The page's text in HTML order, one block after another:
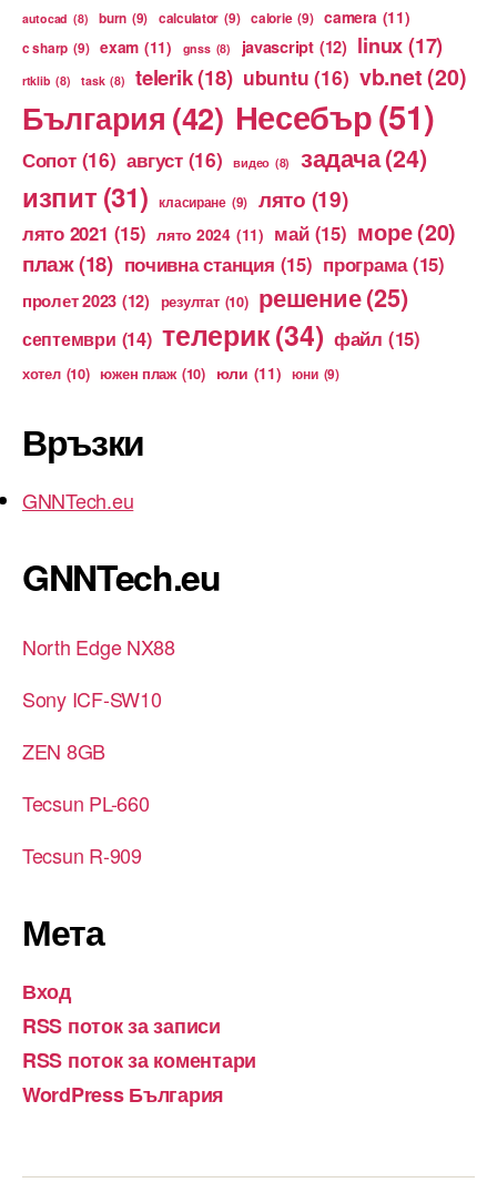
autocad (8) burn (9) calculator (9) calorie (9) camera (11)
c sharp (9) exam (11) gnss (8) javascript (12) linux(17)
rtklib (8) task (8) telerik(18) ubuntu (16) vb.net(20)
България (42) Несебър(51)
Сопот (16) август (16) видео (8) задача(24)
изпит (31) класиране (9) лято (19)
лято 2021 (15) лято 2024 (11) май (15) море(20)
плаж(18) почивна станция (15) програма (15)
пролет 2023 (12) резултат (10) решение(25)
септември (14) телерик(34) файл (15)
хотел (10) южен плаж (10) юли (11) юни (9)
Връзки
GNNTech.eu
GNNTech.eu
North Edge NX88
Sony ICF-SW10
ZEN 8GB
Tecsun PL-660
Tecsun R-909
Мета
Вход
RSS поток за записи
RSS поток за коментари
WordPress България